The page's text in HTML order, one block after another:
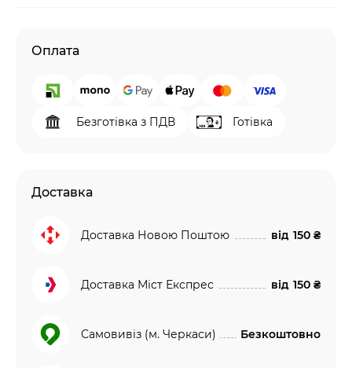
Оплата
Безготівка з ПДВ Готівка
Доставка
Доставка Новою Поштою від 150 ₴
Доставка Міст Експрес від 150 ₴
Самовивіз (м. Черкаси) Безкоштовно